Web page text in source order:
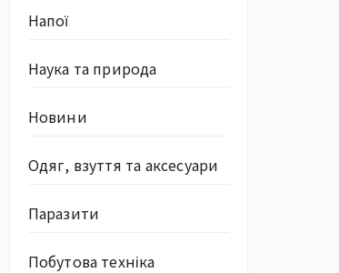
Напої
Наука та природа
Новини
Одяг, взуття та аксесуари
Паразити
Побутова техніка